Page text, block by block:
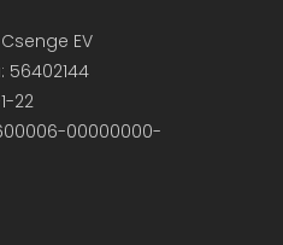
EV
22
00000000-